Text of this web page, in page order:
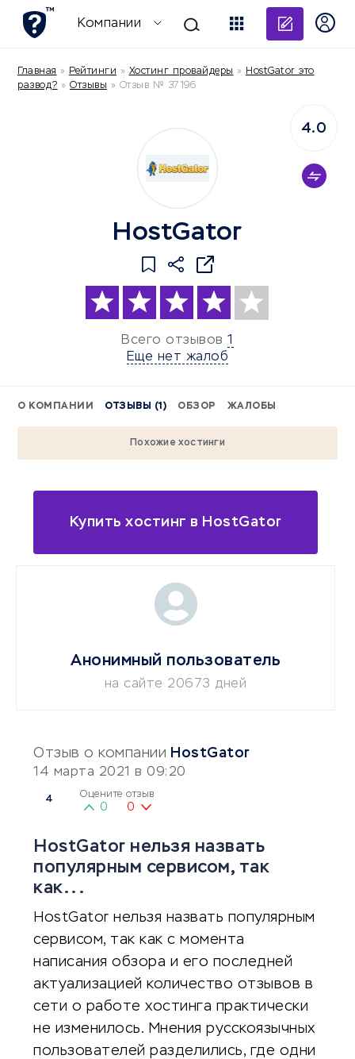
Компании
Главная » Рейтинги » Хостинг провайдеры » HostGator это
развод? » Отзывы » Отзыв № 37196
HostGator
Всего отзывов 1
Еще нет жалоб
4.0
О КОМПАНИИ ОТЗЫВЫ (1) ОБЗОР ЖАЛОБЫ
Похожие хостинги
Купить хостинг в HostGator
Отзыв о компании HostGator
14 марта 2021 в 09:20
4 Оцените отзыв
0 0
HostGator нельзя назвать
популярным сервисом, так
как...
HostGator нельзя назвать популярным
сервисом, так как с момента
написания обзора и его последней
актуализацией количество отзывов в
сети о работе хостинга практически
не изменилось. Мнения русскоязычных
пользователей разделились, где одни
Анонимный пользователь
на сайте 20673 дней